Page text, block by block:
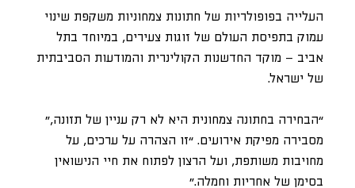
העלייה בפופולריות של חתונות צמחוניות משקפת שינוי
עמוק בתפיסת העולם של זוגות צעירים, במיוחד בתל
אביב – מוקד החדשנות הקולינרית והמודעות הסביבתית
של ישראל.
“הבחירה בחתונה צמחונית היא לא רק עניין של תזונה,”
מסבירה מפיקת אירועים. “זו הצהרה על ערכים, על
מחויבות משותפת, ועל הרצון לפתוח את חיי הנישואין
בסימן של אחריות וחמלה.”